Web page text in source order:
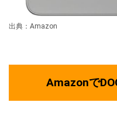
出典：Amazon
Amazonで